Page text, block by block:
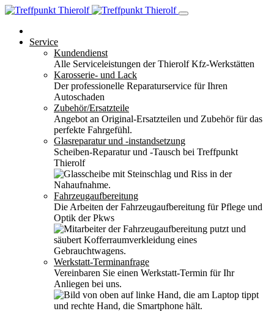
Service
Kundendienst
Alle Serviceleistungen der Thierolf Kfz-Werkstätten
Karosserie- und Lack
Der professionelle Reparaturservice für Ihren
Autoschaden
Zubehör/Ersatzteile
Angebot an Original-Ersatzteilen und Zubehör für das
perfekte Fahrgefühl.
Glasreparatur und -instandsetzung
Scheiben-Reparatur und -Tausch bei Treffpunkt
Thierolf
Fahrzeugaufbereitung
Die Arbeiten der Fahrzeugaufbereitung für Pflege und
Optik der Pkws
Werkstatt-Terminanfrage
Vereinbaren Sie einen Werkstatt-Termin für Ihr
Anliegen bei uns.